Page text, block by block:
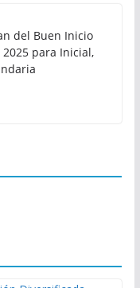
del Buen Inicio
para Inicial,